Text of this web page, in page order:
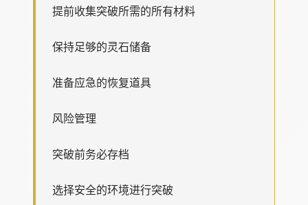
提前收集突破所需的所有材料
保持足够的灵石储备
准备应急的恢复道具
风险管理
突破前务必存档
选择安全的环境进行突破